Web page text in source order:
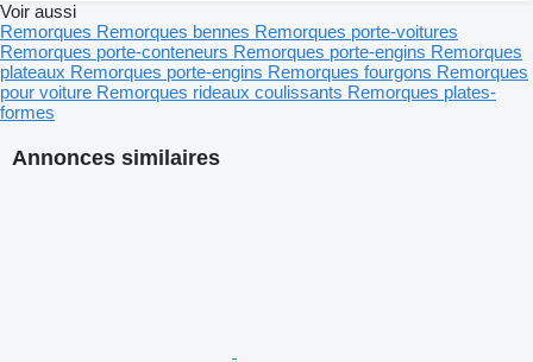
Annonces similaires
Voir aussi
Remorques Remorques bennes Remorques porte-voitures
Remorques porte-conteneurs Remorques porte-engins Remorques
plateaux Remorques porte-engins Remorques fourgons Remorques
pour voiture Remorques rideaux coulissants Remorques plates-
formes